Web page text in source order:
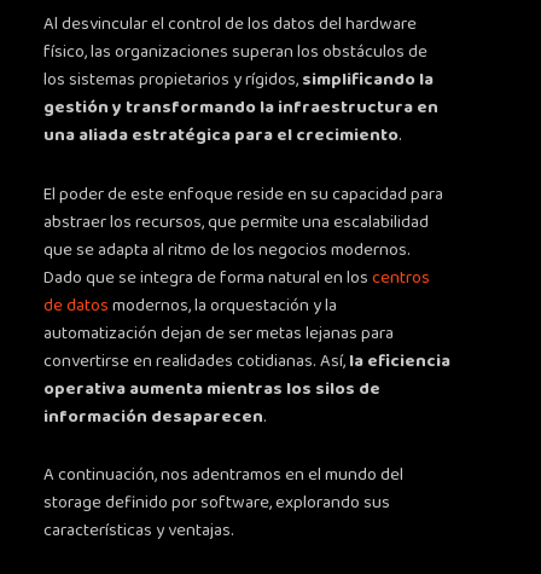
Al desvincular el control de los datos del hardware
físico, las organizaciones superan los obstáculos de
los sistemas propietarios y rígidos,simplificando la
gestión y transformando la infraestructura en
una aliada estratégica para el crecimiento.
El poder de este enfoque reside en su capacidad para
abstraer los recursos, que permite una escalabilidad
que se adapta al ritmo de los negocios modernos.
Dado que se integra de forma natural en loscentros
de datosmodernos, la orquestación y la
automatización dejan de ser metas lejanas para
convertirse en realidades cotidianas. Así,la eficiencia
operativa aumenta mientras los silos de
información desaparecen.
A continuación, nos adentramos en el mundo del
storage definido por software, explorando sus
características y ventajas.